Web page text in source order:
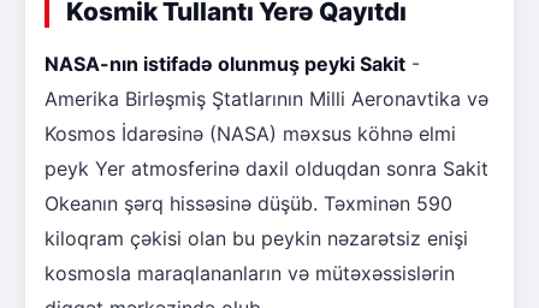
Kosmik Tullantı Yerə Qayıtdı
NASA-nın istifadə olunmuş peyki Sakit -
Amerika Birləşmiş Ştatlarının Milli Aeronavtika və
Kosmos İdarəsinə (NASA) məxsus köhnə elmi
peyk Yer atmosferinə daxil olduqdan sonra Sakit
Okeanın şərq hissəsinə düşüb. Təxminən 590
kiloqram çəkisi olan bu peykin nəzarətsiz enişi
kosmosla maraqlananların və mütəxəssislərin